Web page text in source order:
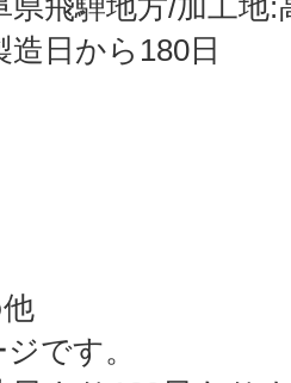
飛騨地方/加工地:
日から180日
です。